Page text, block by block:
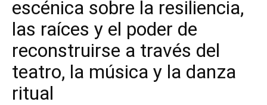
escénica sobre la resiliencia,
las raíces y el poder de
reconstruirse a través del
teatro, la música y la danza
ritual